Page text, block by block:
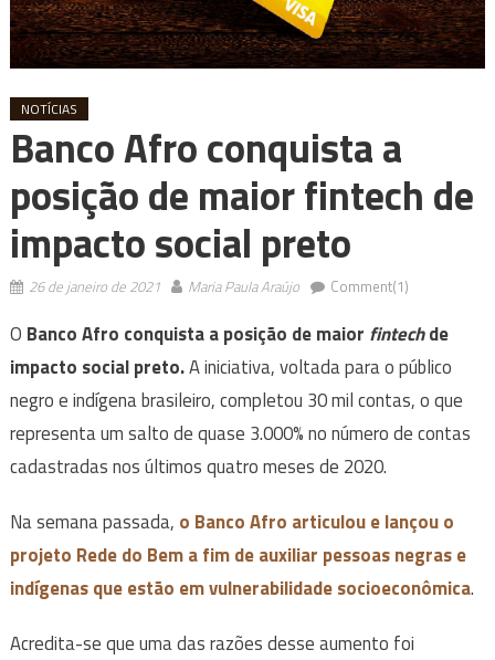
NOTÍCIAS
Banco Afro conquista a
posição de maior fintech de
impacto social preto
26 de janeiro de 2021 Maria Paula Araújo Comment(1)
O Banco Afro conquista a posição de maior fintechde
impacto social preto.A iniciativa, voltada para o público
negro e indígena brasileiro, completou 30 mil contas, o que
representa um salto de quase 3.000% no número de contas
cadastradas nos últimos quatro meses de 2020.
Na semana passada, o Banco Afro articulou e lançou o
projeto Rede do Bema fim de auxiliar pessoas negras e
indígenas que estão em vulnerabilidade socioeconômica.
Acredita-se que uma das razões desse aumento foi